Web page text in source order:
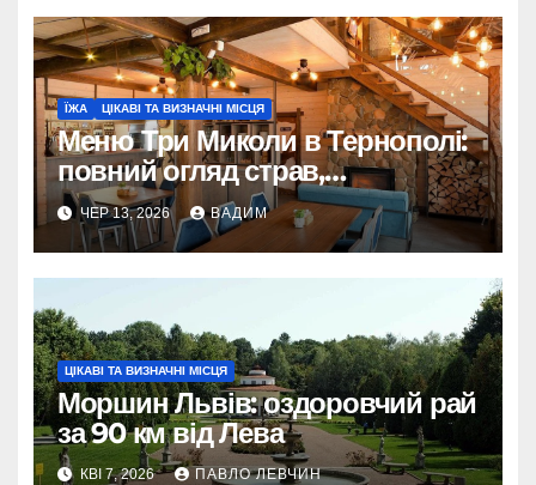
ЇЖА ЦІКАВІ ТА ВИЗНАЧНІ МІСЦЯ
Меню Три Миколи в Тернополі:
повний огляд страв,
рекомендацій та як обрати
ідеальний варіант
ЧЕР 13, 2026 ВАДИМ
ЦІКАВІ ТА ВИЗНАЧНІ МІСЦЯ
Моршин Львів: оздоровчий рай
за 90 км від Лева
КВІ 7, 2026 ПАВЛО ЛЕВЧИН